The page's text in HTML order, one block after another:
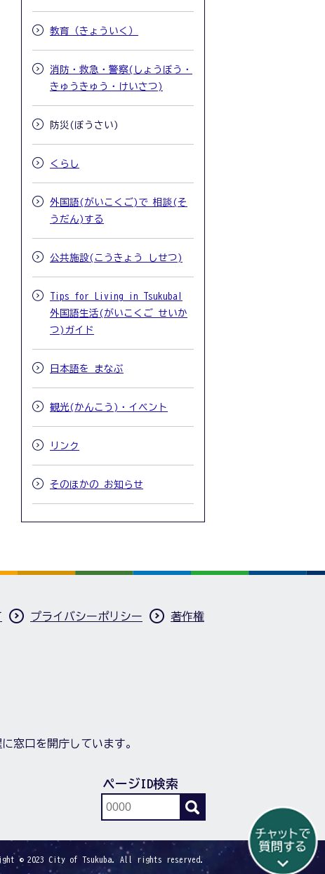
教育（きょういく）
消防・救急・警察(しょうぼう・
きゅうきゅう・けいさつ)
防災(ぼうさい)
くらし
外国語(がいこくご)で 相談(そ
うだん)する
公共施設(こうきょう しせつ)
Tips for Living in Tsukuba!
外国語生活(がいこくご せいか
つ)ガイド
日本語を まなぶ
観光(かんこう)・イベント
リンク
そのほかの お知らせ
プライバシーポリシー 著作権
窓口を開庁しています。
ページID検索
© 2023 City of Tsukuba. All rights reserved.